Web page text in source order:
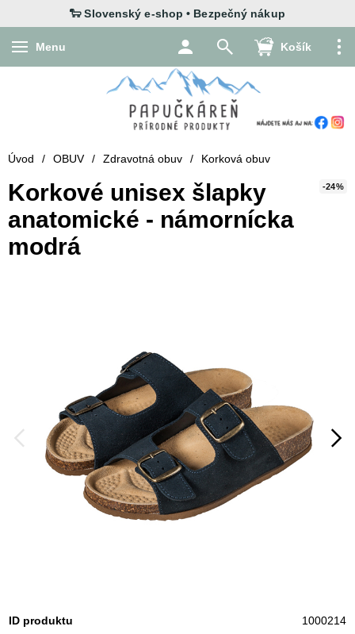
Menu Košík
Úvod / OBUV / Zdravotná obuv / Korková obuv
-24%
Korkové unisex šlapky
anatomické - námornícka
modrá
ID produktu 1000214